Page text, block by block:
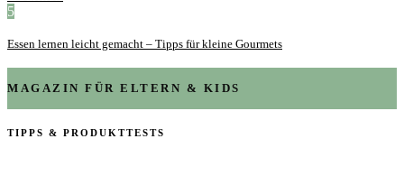
5
Essen lernen leicht gemacht – Tipps für kleine Gourmets
MAGAZIN FÜR ELTERN & KIDS
TIPPS & PRODUKTTESTS